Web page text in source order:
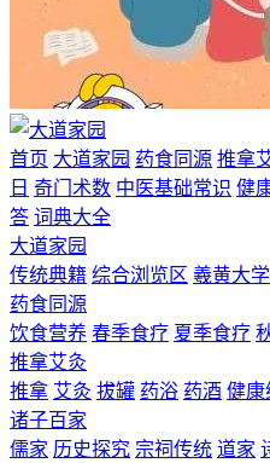
首页 大道家园 药食同源 推拿
日 奇门术数 中医基础常识 健
答 词典大全
大道家园
传统典籍 综合浏览区 羲黄大学
药食同源
饮食营养 春季食疗 夏季食疗
推拿艾灸
推拿 艾灸 拔罐 药浴 药酒 健康
诸子百家
儒家 历史探究 宗祠传统 道家